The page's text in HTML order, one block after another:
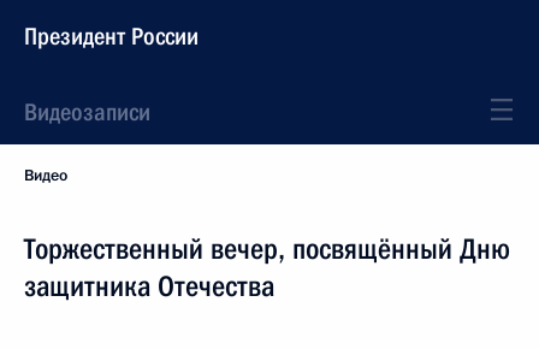
Президент России
Видеозаписи
Видео
Торжественный вечер, посвящённый Дню
защитника Отечества